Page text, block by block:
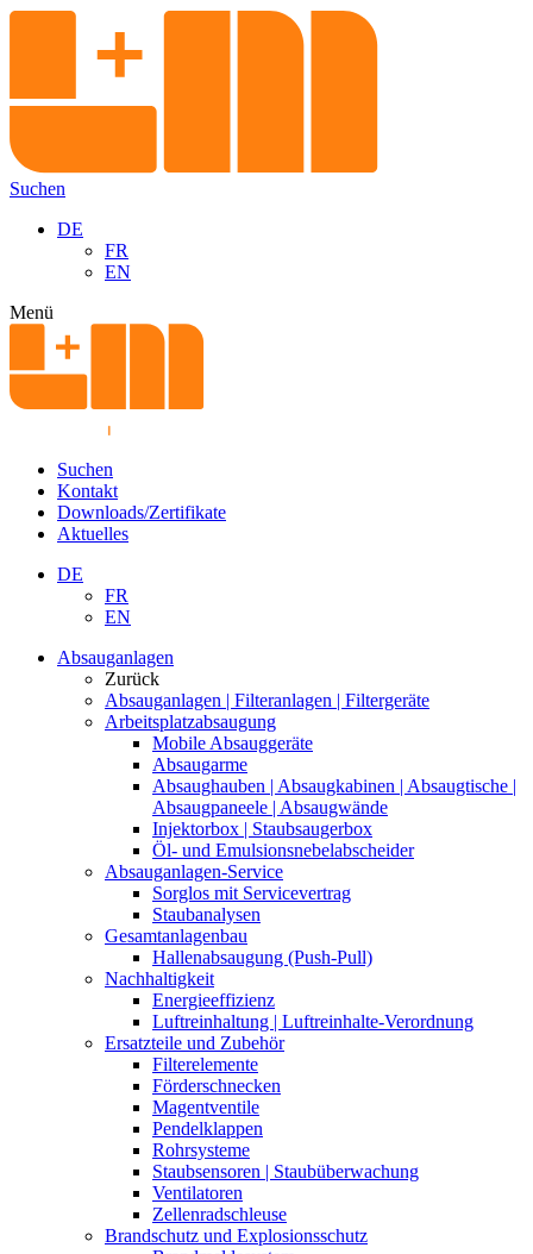
Suchen
DE
FR
EN
Menü
Suchen
Kontakt
Downloads/Zertifikate
Aktuelles
DE
FR
EN
Absauganlagen
Zurück
Absauganlagen | Filteranlagen | Filtergeräte
Arbeitsplatzabsaugung
Mobile Absauggeräte
Absaugarme
Absaughauben | Absaugkabinen | Absaugtische |
Absaugpaneele | Absaugwände
Injektorbox | Staubsaugerbox
Öl- und Emulsionsnebelabscheider
Absauganlagen-Service
Sorglos mit Servicevertrag
Staubanalysen
Gesamtanlagenbau
Hallenabsaugung (Push-Pull)
Nachhaltigkeit
Energieeffizienz
Luftreinhaltung | Luftreinhalte-Verordnung
Ersatzteile und Zubehör
Filterelemente
Förderschnecken
Magentventile
Pendelklappen
Rohrsysteme
Staubsensoren | Staubüberwachung
Ventilatoren
Zellenradschleuse
Brandschutz und Explosionsschutz